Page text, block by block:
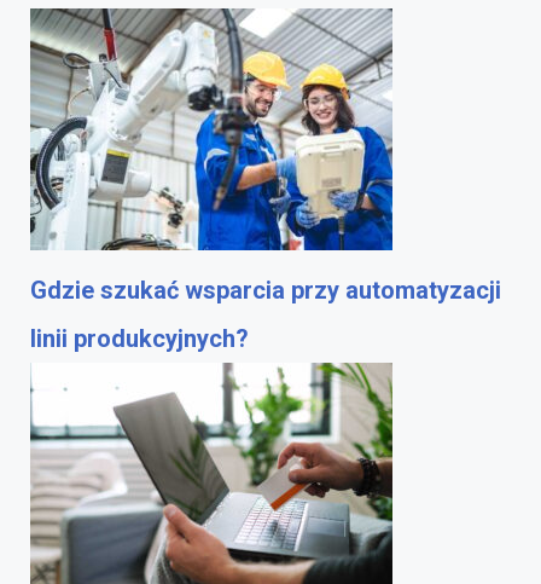
Gdzie szukać wsparcia przy automatyzacji
linii produkcyjnych?